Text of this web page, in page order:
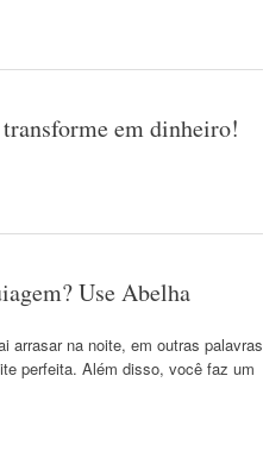
em dinheiro!
Use Abelha
arrasar na noite, em outras palavras
perfeita. Além disso, você faz um